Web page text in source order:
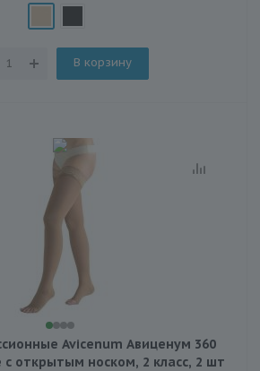
В корзину
Avicenum Авиценум 360
открытым носком, 2 класс, 2 шт